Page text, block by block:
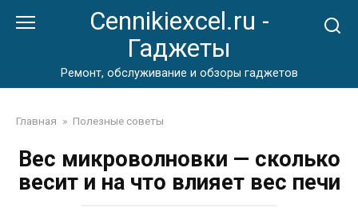
Cennikiexcel.ru -
Гаджеты
Ремонт, обслуживание и обзоры гаджетов
Главная » Полезные советы
Вес микроволновки — сколько
весит и на что влияет вес печи